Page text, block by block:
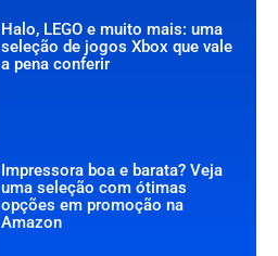
Halo, LEGO e muito mais: uma
seleção de jogos Xbox que vale
a pena conferir
Impressora boa e barata? Veja
uma seleção com ótimas
opções em promoção na
Amazon